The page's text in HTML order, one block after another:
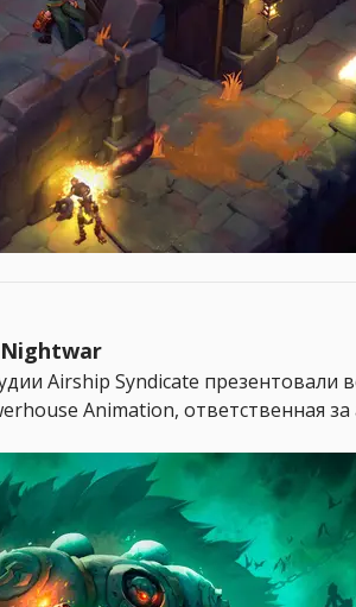
Airship Syndicate
Animation, ответственная